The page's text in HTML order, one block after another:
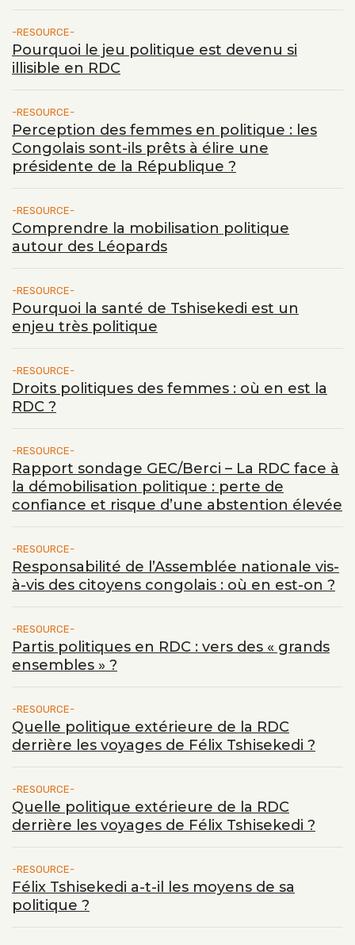
RESOURCE
Pourquoi le jeu politique est devenu si
illisible en RDC
RESOURCE
Perception des femmes en politique : les
Congolais sont-ils prêts à élire une
présidente de la République ?
RESOURCE
Comprendre la mobilisation politique
autour des Léopards
RESOURCE
Pourquoi la santé de Tshisekedi est un
enjeu très politique
RESOURCE
Droits politiques des femmes : où en est la
RDC ?
RESOURCE
Rapport sondage GEC/Berci – La RDC face à
la démobilisation politique : perte de
confiance et risque d’une abstention élevée
RESOURCE
Responsabilité de l’Assemblée nationale vis-
à-vis des citoyens congolais : où en est-on ?
RESOURCE
Partis politiques en RDC : vers des « grands
ensembles » ?
RESOURCE
Quelle politique extérieure de la RDC
derrière les voyages de Félix Tshisekedi ?
RESOURCE
Quelle politique extérieure de la RDC
derrière les voyages de Félix Tshisekedi ?
RESOURCE
Félix Tshisekedi a-t-il les moyens de sa
politique ?